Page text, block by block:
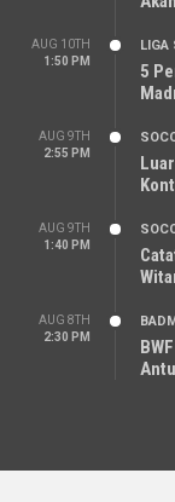
AUG 10TH
1:50 PM
LIGA
5
AUG 9TH
2:55 PM
AUG 9TH
1:40 PM
AUG 8TH
2:30 PM